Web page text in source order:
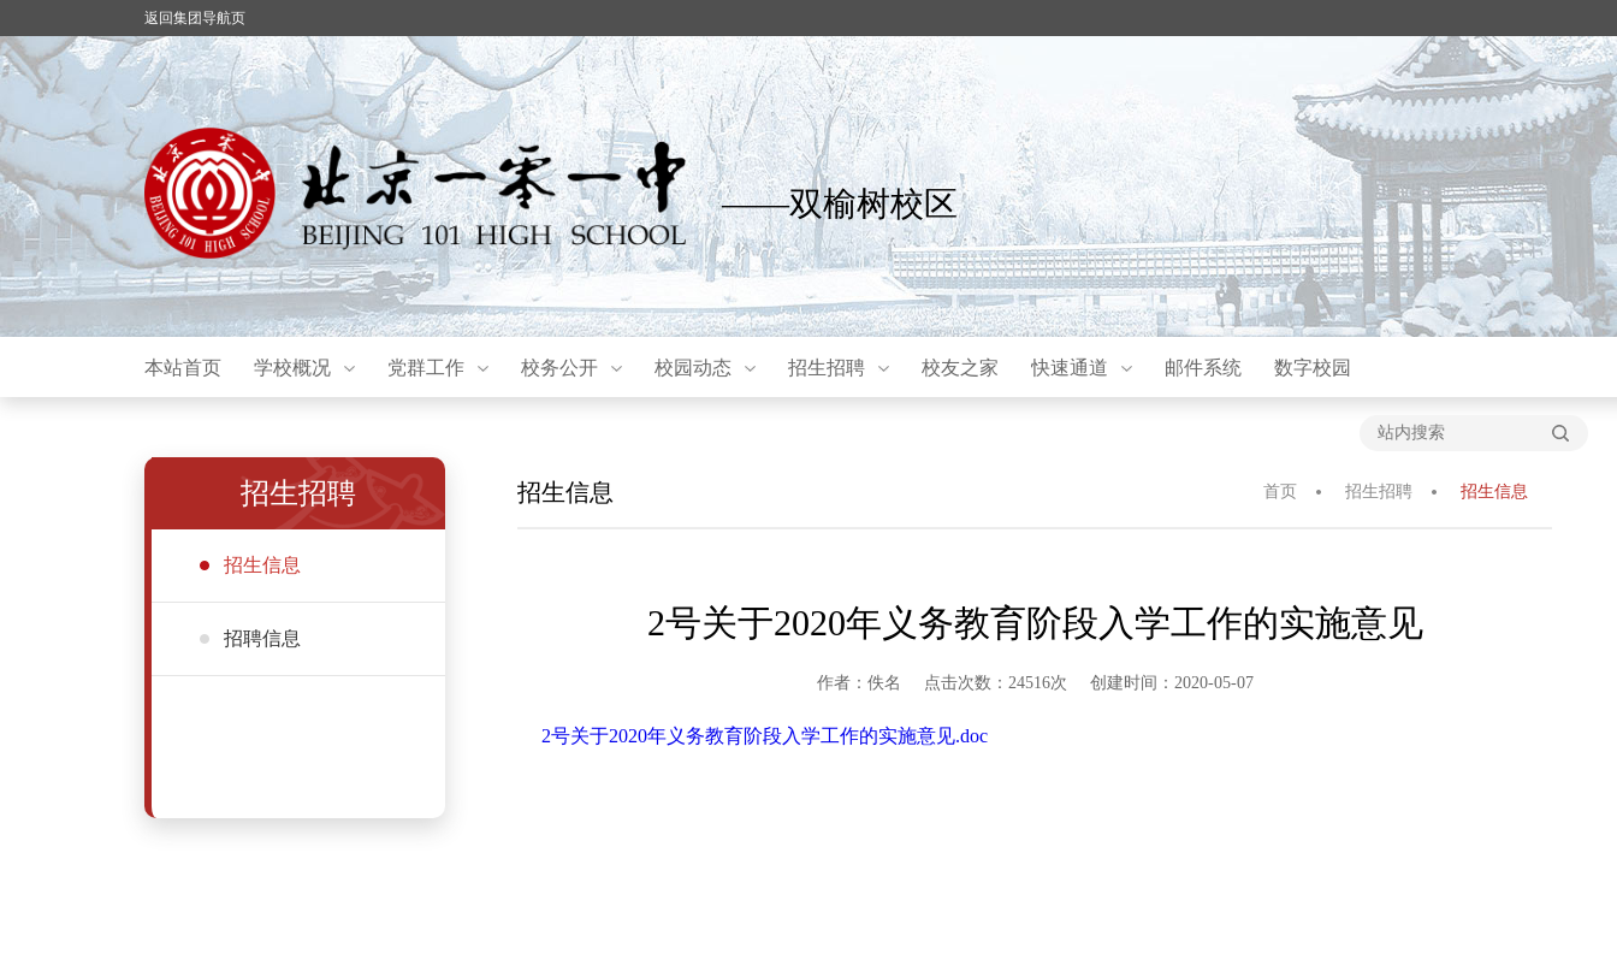
返回集团导航页
——双榆树校区
本站首页 学校概况 党群工作 校务公开 校园动态 招生招聘 校友之家 快速通道 邮件系统 数字校园
招生招聘
招生信息
招聘信息
招生信息 首页 招生招聘 招生信息
2号关于2020年义务教育阶段入学工作的实施意见
作者：佚名 点击次数：24516次 创建时间：2020-05-07
2号关于2020年义务教育阶段入学工作的实施意见.doc